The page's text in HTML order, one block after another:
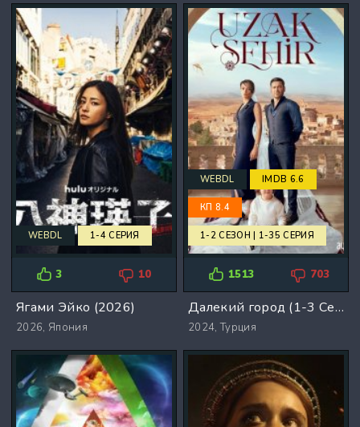
WEBDL 1-4 СЕРИЯ
3 10
Ягами Эйко (2026)
2026, Япония
WEBDL IMDB 6.6
КП 8.4
1-2 СЕЗОН | 1-35 СЕРИЯ
1513 703
Далекий город (1-3 Сезон)
2024,Турция